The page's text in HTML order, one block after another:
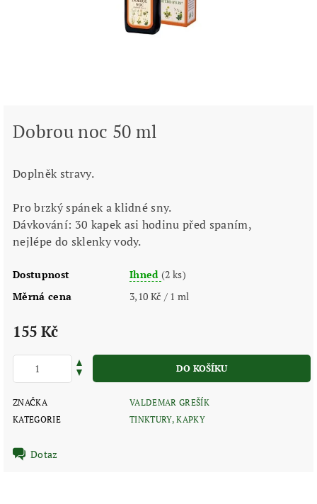
Dobrou noc 50 ml
Doplněk stravy.
Pro brzký spánek a klidné sny.
Dávkování: 30 kapek asi hodinu před spaním,
nejlépe do sklenky vody.
Dostupnost Ihned(2 ks)
Měrná cena
3,10 Kč / 1 ml
155 Kč
ZNAČKA
VALDEMAR GREŠÍK
KATEGORIE
TINKTURY, KAPKY
Dotaz